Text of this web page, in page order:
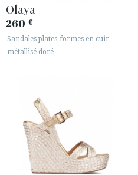
Olaya
260 €
Sandales plates-formes en cuir
métallisé doré